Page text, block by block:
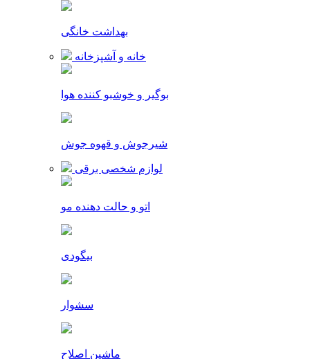
بهداشت خانگی
خانه و آشپزخانه
بوگیر و خوشبو کننده هوا
شیرجوش و قهوه جوش
لوازم شخصی برقی
اتو و حالت دهنده مو
بیگودی
سشوار
ماشین اصلاح